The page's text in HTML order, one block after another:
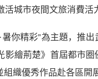
城市夜間文旅消費活
精彩”為主題，推出
影繪荊楚》首屆都市
織優秀作品赴各區開